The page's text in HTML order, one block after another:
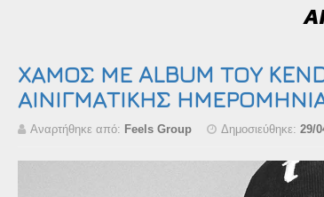
ΧΑΜΟΣ ΜΕ ALBUM ΤΟΥ
ΑΙΝΙΓΜΑΤΙΚΗΣ
Αναρτήθηκε από: Feels Group Δημοσιεύθηκε: 29/